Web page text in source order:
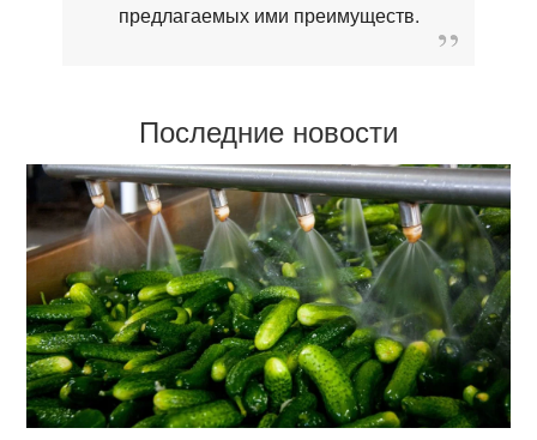
предлагаемых ими преимуществ.
Последние новости